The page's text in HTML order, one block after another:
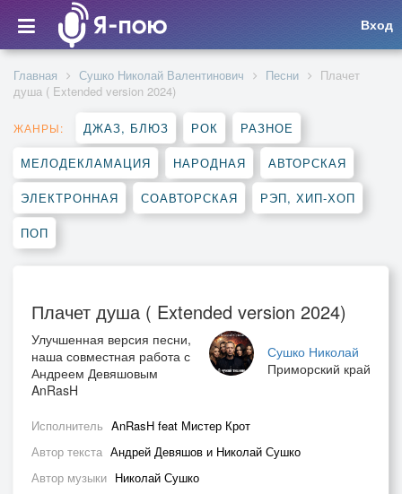
Вход
Главная Сушко Николай Валентинович Песни
Плачет
душа ( Extended version 2024)
ЖАНРЫ: ДЖАЗ, БЛЮЗ РОК РАЗНОЕ
МЕЛОДЕКЛАМАЦИЯ НАРОДНАЯ АВТОРСКАЯ
ЭЛЕКТРОННАЯ СОАВТОРСКАЯ РЭП, ХИП-ХОП
ПОП
Плачет душа ( Extended version 2024)
Сушко Николай
Приморский край
Улучшенная версия песни,
наша совместная работа с
Андреем Девяшовым
AnRasH
Исполнитель AnRasH feat Мистер Крот
Автор текста Андрей Девяшов и Николай Сушко
Автор музыки Николай Сушко